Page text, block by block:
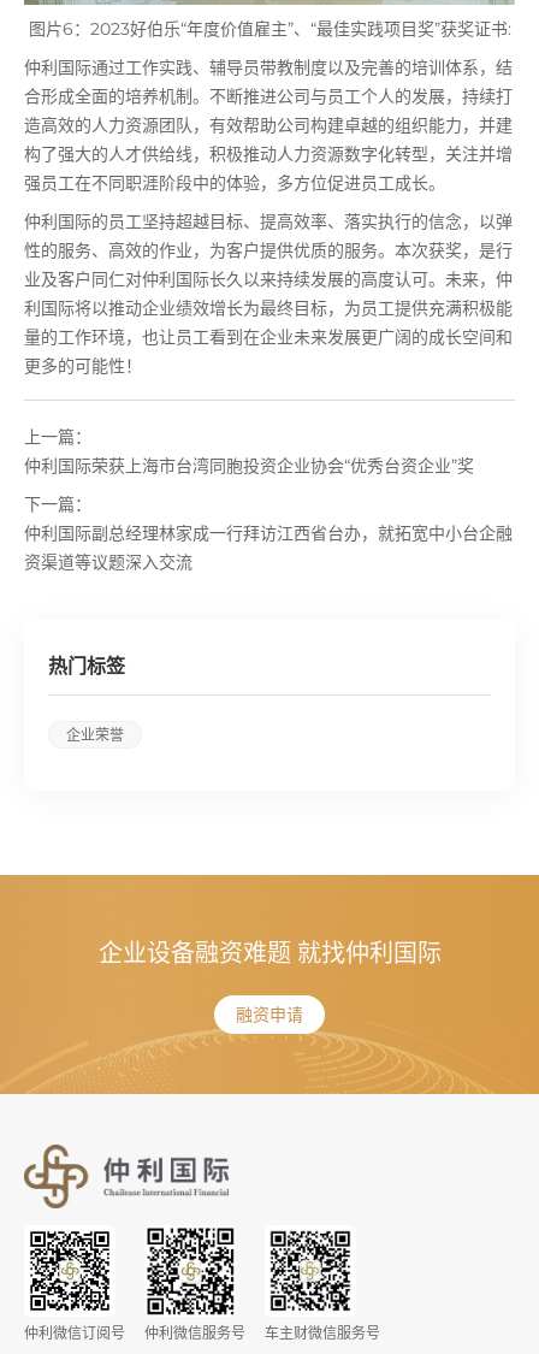
图片6：2023好伯乐“年度价值雇主”、“最佳实践项目奖”获奖证书:
仲利国际通过工作实践、辅导员带教制度以及完善的培训体系，结
合形成全面的培养机制。不断推进公司与员工个人的发展，持续打
造高效的人力资源团队，有效帮助公司构建卓越的组织能力，并建
构了强大的人才供给线，积极推动人力资源数字化转型，关注并增
强员工在不同职涯阶段中的体验，多方位促进员工成长。
仲利国际的员工坚持超越目标、提高效率、落实执行的信念，以弹
性的服务、高效的作业，为客户提供优质的服务。本次获奖，是行
业及客户同仁对仲利国际长久以来持续发展的高度认可。未来，仲
利国际将以推动企业绩效增长为最终目标，为员工提供充满积极能
量的工作环境，也让员工看到在企业未来发展更广阔的成长空间和
更多的可能性！
上一篇：
仲利国际荣获上海市台湾同胞投资企业协会“优秀台资企业”奖
下一篇：
仲利国际副总经理林家成一行拜访江西省台办，就拓宽中小台企融
资渠道等议题深入交流
热门标签
企业荣誉
企业设备融资难题 就找仲利国际
融资申请
仲利微信订阅号 仲利微信服务号 车主财微信服务号